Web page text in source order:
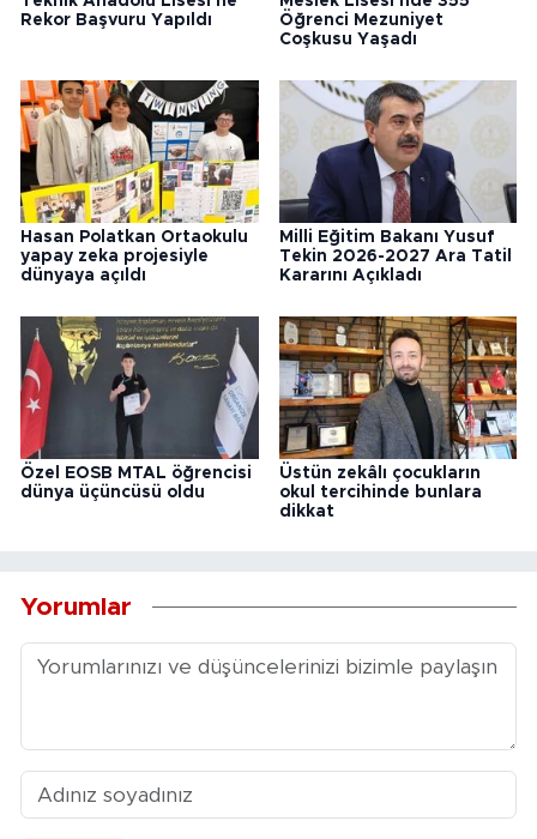
Rekor Başvuru Yapıldı
Öğrenci Mezuniyet
Coşkusu Yaşadı
Hasan Polatkan Ortaokulu
yapay zeka projesiyle
dünyaya açıldı
Milli Eğitim Bakanı Yusuf
Tekin 2026-2027 Ara Tatil
Kararını Açıkladı
Özel EOSB MTAL öğrencisi
dünya üçüncüsü oldu
Üstün zekâlı çocukların
okul tercihinde bunlara
dikkat
Yorumlar